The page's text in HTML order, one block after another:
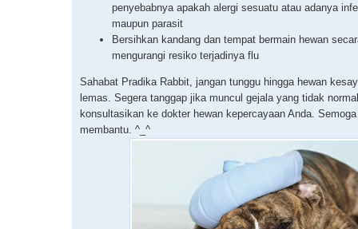
penyebabnya apakah alergi sesuatu atau adanya
maupun parasit
Bersihkan kandang dan tempat bermain hewan
mengurangi resiko terjadinya flu
Sahabat Pradika Rabbit, jangan tunggu hingga hewan
lemas. Segera tanggap jika muncul gejala yang tidak
konsultasikan ke dokter hewan kepercayaan Anda.
membantu. ^_^